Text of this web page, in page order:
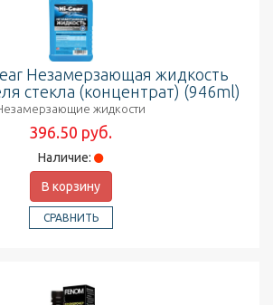
Незамерзающая жидкость
стекла (концентрат) (946ml)
жидкости
396.50 руб.
Наличие:
В корзину
СРАВНИТЬ